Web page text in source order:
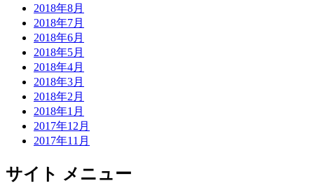
2018年8月
2018年7月
2018年6月
2018年5月
2018年4月
2018年3月
2018年2月
2018年1月
2017年12月
2017年11月
サイト メニュー